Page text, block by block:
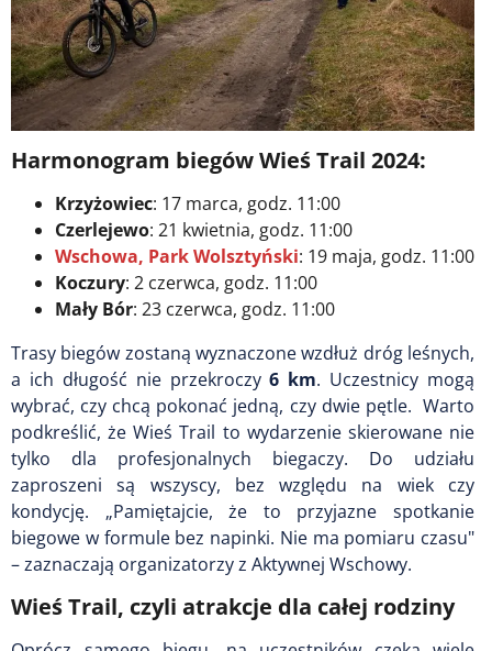
Harmonogram biegów Wieś Trail 2024:
Krzyżowiec: 17 marca, godz. 11:00
Czerlejewo: 21 kwietnia, godz. 11:00
Wschowa, Park Wolsztyński: 19 maja, godz. 11:00
Koczury: 2 czerwca, godz. 11:00
Mały Bór: 23 czerwca, godz. 11:00
Trasy biegów zostaną wyznaczone wzdłuż dróg leśnych,
a ich długość nie przekroczy6 km. Uczestnicy mogą
wybrać, czy chcą pokonać jedną, czy dwie pętle. Warto
podkreślić, że Wieś Trail to wydarzenie skierowane nie
tylko dla profesjonalnych biegaczy. Do udziału
zaproszeni są wszyscy, bez względu na wiek czy
kondycję. „Pamiętajcie, że to przyjazne spotkanie
biegowe w formule bez napinki. Nie ma pomiaru czasu"
– zaznaczają organizatorzy z Aktywnej Wschowy.
Wieś Trail, czyli atrakcje dla całej rodziny